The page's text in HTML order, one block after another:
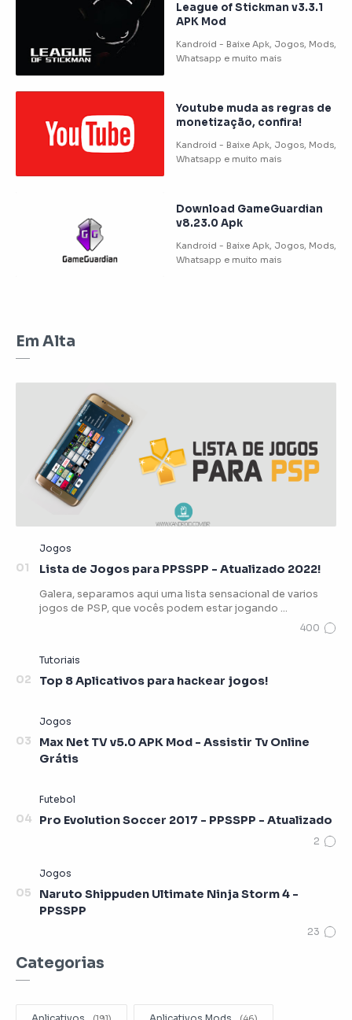
League of Stickman v3.3.1
APK Mod
Youtube muda as regras de
monetização, confira!
Download GameGuardian
v8.23.0 Apk
Em Alta
Lista de Jogos para PPSSPP - Atualizado 2022!
Galera, separamos aqui uma lista sensacional de varios
jogos de PSP, que vocês podem estar jogando …
Top 8 Aplicativos para hackear jogos!
Max Net TV v5.0 APK Mod - Assistir Tv Online
Grátis
Pro Evolution Soccer 2017 - PPSSPP - Atualizado
Naruto Shippuden Ultimate Ninja Storm 4 -
PPSSPP
Categorias